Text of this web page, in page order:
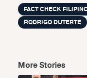
FACT CHECK
RODRIGO DUTERTE
More Stories